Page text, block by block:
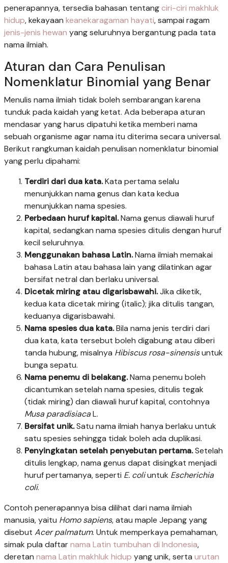
penerapannya, tersedia bahasan tentangciri-ciri makhluk
hidup, kekayaan keanekaragaman hayati, sampai ragam
jenis-jenis hewan yang seluruhnya bergantung pada tata
nama ilmiah.
Aturan dan Cara Penulisan
Nomenklatur Binomial yang Benar
Menulis nama ilmiah tidak boleh sembarangan karena
tunduk pada kaidah yang ketat. Ada beberapa aturan
mendasar yang harus dipatuhi ketika memberi nama
sebuah organisme agar nama itu diterima secara universal.
Berikut rangkuman kaidah penulisan nomenklatur binomial
yang perlu dipahami:
Terdiri dari dua kata.Kata pertama selalu
menunjukkan nama genus dan kata kedua
menunjukkan nama spesies.
Perbedaan huruf kapital.Nama genus diawali huruf
kapital, sedangkan nama spesies ditulis dengan huruf
kecil seluruhnya.
Menggunakan bahasa Latin.Nama ilmiah memakai
bahasa Latin atau bahasa lain yang dilatinkan agar
bersifat netral dan berlaku universal.
Dicetak miring atau digarisbawahi.Jika diketik,
kedua kata dicetak miring (italic); jika ditulis tangan,
keduanya digarisbawahi.
Nama spesies dua kata.Bila nama jenis terdiri dari
dua kata, kata tersebut boleh digabung atau diberi
tanda hubung, misalnya Hibiscus rosa-sinensisuntuk
bunga sepatu.
Nama penemu di belakang.Nama penemu boleh
dicantumkan setelah nama spesies, ditulis tegak
(tidak miring) dan diawali huruf kapital, contohnya
Musa paradisiacaL.
Bersifat unik.Satu nama ilmiah hanya berlaku untuk
satu spesies sehingga tidak boleh ada duplikasi.
Penyingkatan setelah penyebutan pertama.Setelah
ditulis lengkap, nama genus dapat disingkat menjadi
huruf pertamanya, seperti E. coliuntuk Escherichia
coli.
Contoh penerapannya bisa dilihat dari nama ilmiah
manusia, yaitu Homo sapiens, atau maple Jepang yang
disebut Acer palmatum. Untuk memperkaya pemahaman,
simak pula daftarnama Latin tumbuhan di Indonesia,
deretan nama Latin makhluk hidup yang unik, serta urutan